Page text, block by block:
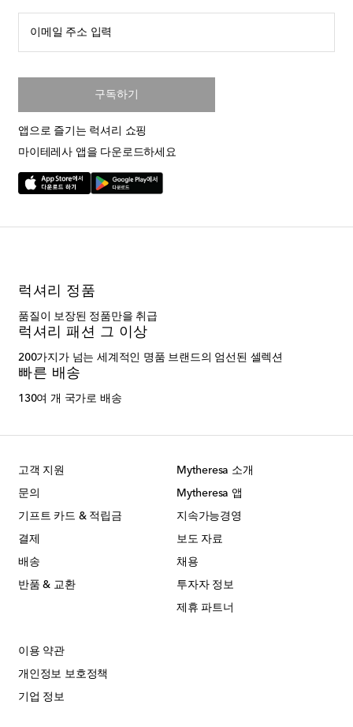
이메일 주소 입력
구독하기
앱으로 즐기는 럭셔리 쇼핑
마이테레사 앱을 다운로드하세요
럭셔리 정품
품질이 보장된 정품만을 취급
럭셔리 패션 그 이상
200가지가 넘는 세계적인 명품 브랜드의 엄선된 셀렉션
빠른 배송
130여 개 국가로 배송
고객 지원
문의
기프트 카드 & 적립금
결제
배송
반품 & 교환
Mytheresa 소개
Mytheresa 앱
지속가능경영
보도 자료
채용
투자자 정보
제휴 파트너
이용 약관
개인정보 보호정책
기업 정보